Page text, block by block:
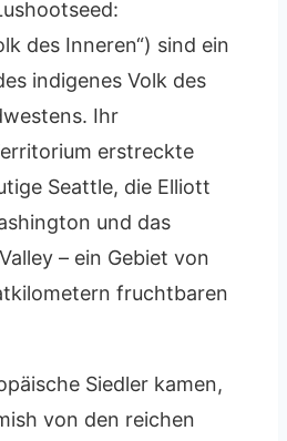
des Inneren“) sind ein
indigenes Volk des
Ihr
erstreckte
Seattle, die Elliott
und das
– ein Gebiet von
fruchtbaren
Siedler kamen,
von den reichen